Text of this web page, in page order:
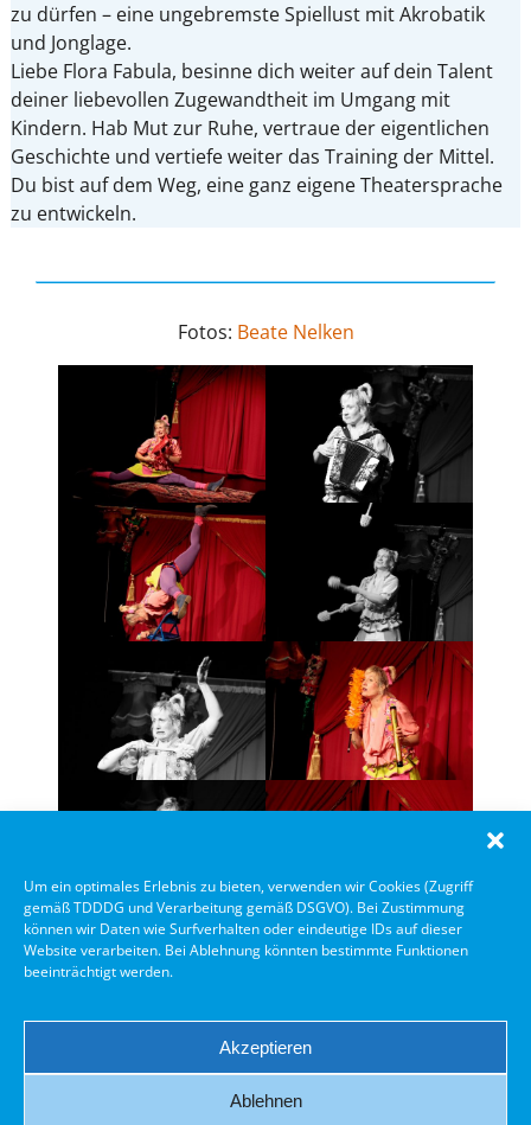
Um ein optimales Erlebnis zu bieten, verwenden wir Cookies (Zugriff
gemäß TDDDG und Verarbeitung gemäß DSGVO). Bei Zustimmung
können wir Daten wie Surfverhalten oder eindeutige IDs auf dieser
Website verarbeiten. Bei Ablehnung könnten bestimmte Funktionen
beeinträchtigt werden.
Akzeptieren
Ablehnen
zu dürfen – eine ungebremste Spiellust mit Akrobatik
und Jonglage.
Liebe Flora Fabula, besinne dich weiter auf dein Talent
deiner liebevollen Zugewandtheit im Umgang mit
Kindern. Hab Mut zur Ruhe, vertraue der eigentlichen
Geschichte und vertiefe weiter das Training der Mittel.
Du bist auf dem Weg, eine ganz eigene Theatersprache
zu entwickeln.
Fotos: Beate Nelken